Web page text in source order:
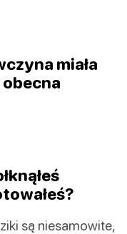
miała
są niesamowite,